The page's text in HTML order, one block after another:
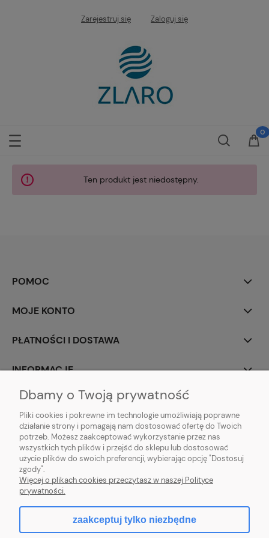
Zarejestruj się Zaloguj się
Ten produkt jest niedostępny.
POMOC
MOJE KONTO
PŁATNOŚCI I DOSTAWA
INFORMACJE
O NAS
ZLARO| ul. Fiołkowa 9, 31-457 Kraków, woj. małopolskie | E-mail:
zlaro.krakow@gmail.com
120911970
Dbamy o Twoją prywatność
Pliki cookies i pokrewne im technologie umożliwiają poprawne
działanie strony i pomagają nam dostosować ofertę do Twoich
potrzeb. Możesz zaakceptować wykorzystanie przez nas
wszystkich tych plików i przejść do sklepu lub dostosować
użycie plików do swoich preferencji, wybierając opcję "Dostosuj
zgody".
Więcej o plikach cookies przeczytasz w naszej Polityce
prywatności.
zaakceptuj tylko niezbędne